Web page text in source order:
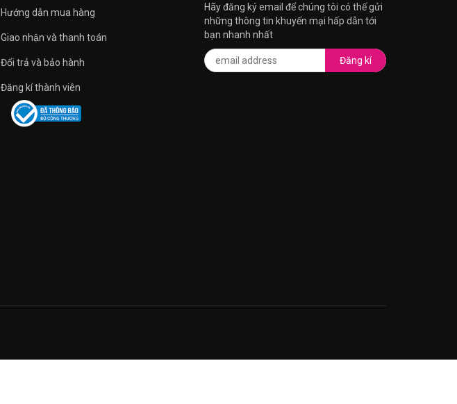
Hướng dẫn mua hàng
Giao nhận và thanh toán
Đổi trả và bảo hành
Đăng kí thành viên
Hãy đăng ký email để chúng tôi có thế gửi
những thông tin khuyến mại hấp dẫn tới
bạn nhanh nhất
Đăng kí